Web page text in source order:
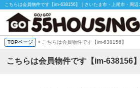
TOPページ > こちらは会員物件です【im-638156】
こちらは会員物件です【im-638156】